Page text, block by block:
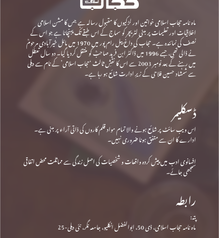
ماہ نامہ حجاب اسلامی خواتین اور لڑکیوں کا مقبول رسالہ ہے جس کا مشن اسلامی
اخلاقیات اور تعلیمات پر مبنی لٹریچر کو سماج کے اس طبقے تک پہنچانا ہے جو اس کے
نصف کی نمائندہ ہے۔ حجاب کی داغ بیل رام پور میں 1970 میں مائل خیرآبادی مرحومؒ
نے ڈالی تھی، جسے 1996 میں ڈاکٹر ابن فرید صاحبؒ کو منتقل کردیا گیا۔ دو سال تعطل
میں رہنے کے بعد نومبر 2003 سے اس کا نقشِ ثالث ‘حجاب اسلامی’ کے نام سے دہلی
سے شمشاد حسین فلاحی کے زیرِ ادارت شائع ہو رہا ہے۔
ڈسکلیمر
اس ویب سائٹ پر شائع ہونے والا تمام مواد قلم کاروں کی ذاتی آراء پر مبنی ہے۔
ادارے کا ان سے متفق ہونا ضروری نہیں۔
افسانوی ادب میں پیش کردہ واقعات و شخصیات کی اصل زندگی سے مماثلت محض اتفاقی
سمجھی جائے۔
رابطہ
پتہ:
ماہ نامہ حجاب اسلامی، ڈی 50، ابوالفضل انکلیو، جامعہ نگر، نئی دہلی-25